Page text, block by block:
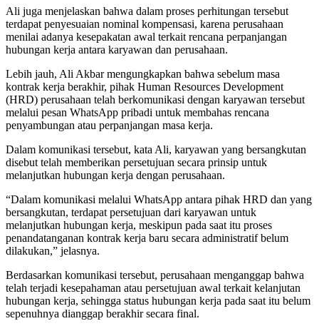
Ali juga menjelaskan bahwa dalam proses perhitungan tersebut
terdapat penyesuaian nominal kompensasi, karena perusahaan
menilai adanya kesepakatan awal terkait rencana perpanjangan
hubungan kerja antara karyawan dan perusahaan.
Lebih jauh, Ali Akbar mengungkapkan bahwa sebelum masa
kontrak kerja berakhir, pihak Human Resources Development
(HRD) perusahaan telah berkomunikasi dengan karyawan tersebut
melalui pesan WhatsApp pribadi untuk membahas rencana
penyambungan atau perpanjangan masa kerja.
Dalam komunikasi tersebut, kata Ali, karyawan yang bersangkutan
disebut telah memberikan persetujuan secara prinsip untuk
melanjutkan hubungan kerja dengan perusahaan.
“Dalam komunikasi melalui WhatsApp antara pihak HRD dan yang
bersangkutan, terdapat persetujuan dari karyawan untuk
melanjutkan hubungan kerja, meskipun pada saat itu proses
penandatanganan kontrak kerja baru secara administratif belum
dilakukan,” jelasnya.
Berdasarkan komunikasi tersebut, perusahaan menganggap bahwa
telah terjadi kesepahaman atau persetujuan awal terkait kelanjutan
hubungan kerja, sehingga status hubungan kerja pada saat itu belum
sepenuhnya dianggap berakhir secara final.